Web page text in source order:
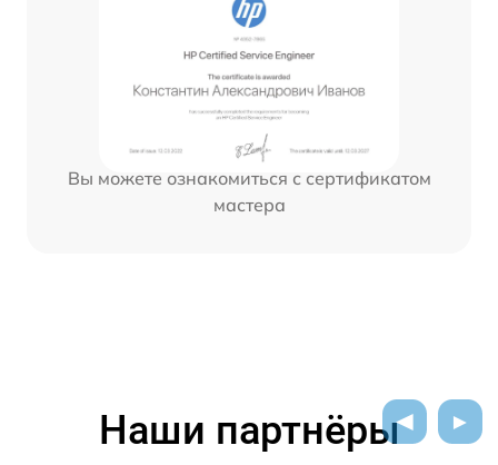
Вы можете ознакомиться с сертификатом
мастера
Наши партнёры